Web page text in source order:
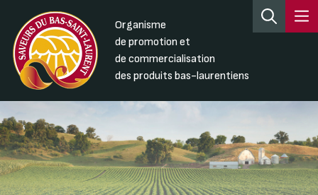
Organisme
de promotion et
de commercialisation
des produits bas-laurentiens